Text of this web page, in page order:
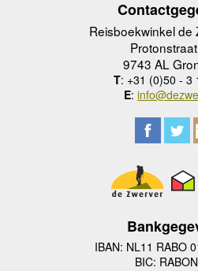
Reisboekwinkel de
9743 AL
T: +31 (0)50 - 3
E:
IBAN: NL11 RABO
BIC: